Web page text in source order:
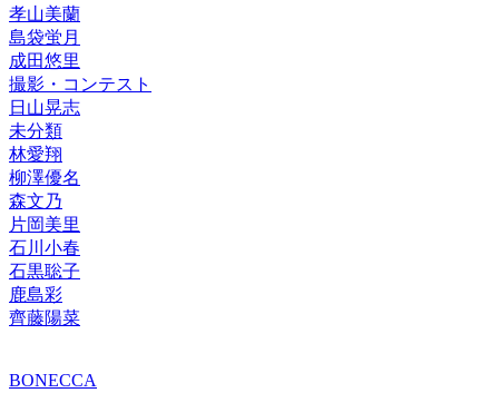
孝山美蘭
島袋蛍月
成田悠里
撮影・コンテスト
日山晃志
未分類
林愛翔
柳澤優名
森文乃
片岡美里
石川小春
石黒聡子
鹿島彩
齊藤陽菜
BONECCA